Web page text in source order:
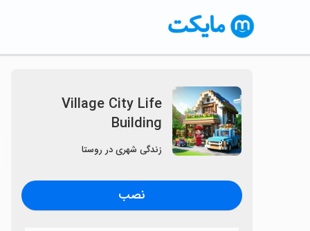
Village City Life
Building
زندگی شهری در روستا
نصب